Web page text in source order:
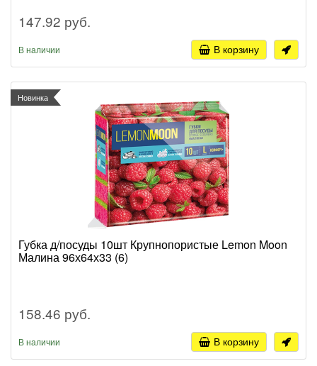
147.92 руб.
В наличии В корзину
Новинка
Губка д/посуды 10шт Крупнопористые Lemon Moon
Малина 96х64х33 (6)
158.46 руб.
В наличии В корзину